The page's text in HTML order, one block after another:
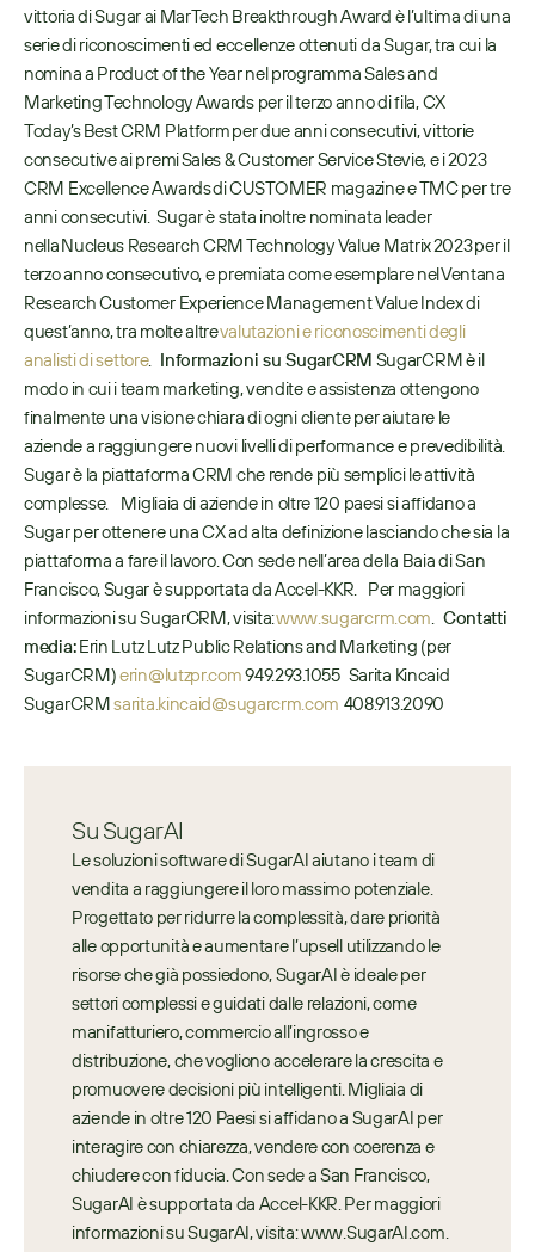
vittoria di Sugar ai MarTech Breakthrough Award è l’ultima di una
serie di riconoscimenti ed eccellenze ottenuti da Sugar, tra cui la
nomina a Product of the Year nel programma Sales and
Marketing Technology Awards per il terzo anno di fila, CX
Today’s Best CRM Platform per due anni consecutivi, vittorie
consecutive ai premi Sales & Customer Service Stevie, e i 2023
CRM Excellence Awards di CUSTOMER magazine e TMC per tre
anni consecutivi.  Sugar è stata inoltre nominata leader
nella Nucleus Research CRM Technology Value Matrix 2023 per il
terzo anno consecutivo, e premiata come esemplare nel Ventana
Research Customer Experience Management Value Index di
quest’anno, tra molte altre valutazioni e riconoscimenti degli
analisti di settore. Informazioni su SugarCRM SugarCRM è il
modo in cui i team marketing, vendite e assistenza ottengono
finalmente una visione chiara di ogni cliente per aiutare le
aziende a raggiungere nuovi livelli di performance e prevedibilità.
Sugar è la piattaforma CRM che rende più semplici le attività
complesse.     Migliaia di aziende in oltre 120 paesi si affidano a
Sugar per ottenere una CX ad alta definizione lasciando che sia la
piattaforma a fare il lavoro. Con sede nell’area della Baia di San
Francisco, Sugar è supportata da Accel-KKR.    Per maggiori
informazioni su SugarCRM, visita: www.sugarcrm.com. Contatti
media: Erin Lutz Lutz Public Relations and Marketing (per
SugarCRM) erin@lutzpr.com 949.293.1055   Sarita Kincaid
SugarCRM sarita.kincaid@sugarcrm.com 408.913.2090
Su SugarAI
Le soluzioni software di SugarAI aiutano i team di
vendita a raggiungere il loro massimo potenziale.
Progettato per ridurre la complessità, dare priorità
alle opportunità e aumentare l’upsell utilizzando le
risorse che già possiedono, SugarAI è ideale per
settori complessi e guidati dalle relazioni, come
manifatturiero, commercio all’ingrosso e
distribuzione, che vogliono accelerare la crescita e
promuovere decisioni più intelligenti. Migliaia di
aziende in oltre 120 Paesi si affidano a SugarAI per
interagire con chiarezza, vendere con coerenza e
chiudere con fiducia. Con sede a San Francisco,
SugarAI è supportata da Accel-KKR. Per maggiori
informazioni su SugarAI, visita: www.SugarAI.com.